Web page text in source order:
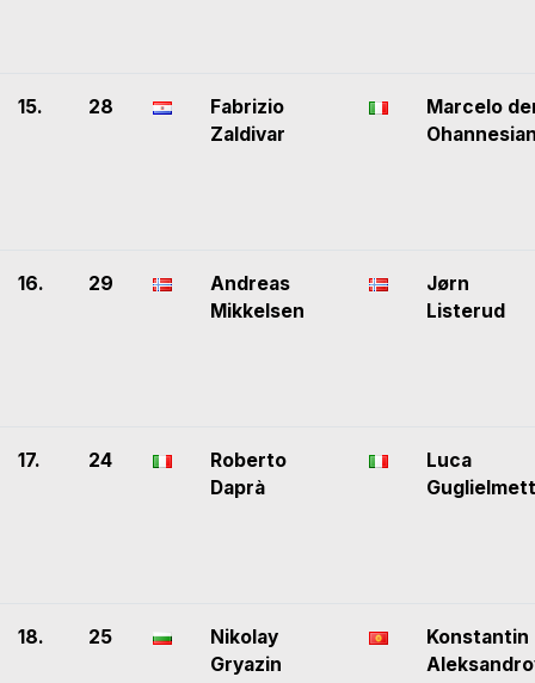
15. 28
Fabrizio
Zaldivar
Marcelo
16. 29
Andreas
Mikkelsen
Jørn
Listerud
17. 24
Roberto
Daprà
Luca
18. 25
Nikolay
Gryazin
Konstantin